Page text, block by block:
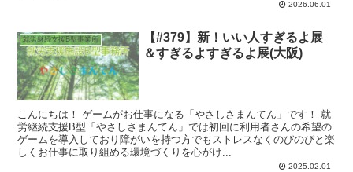
2026.06.01
就労継続支援B型事業所
【#379】新！いい人すぎるよ展
＆すぎるよすぎるよ展(大阪)
こんにちは！ ゲームがお仕事になる「やさしさまんてん」です！ 就
労継続支援B型「やさしさまんてん」では初回に利用者さんの希望の
ゲームを導入しており障がいを持つ方でもストレスなくのびのびと楽
しくお仕事に取り組める環境づくりを心がけ...
2025.02.01